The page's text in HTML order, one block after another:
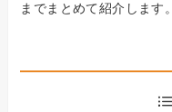
までまとめて紹介します。